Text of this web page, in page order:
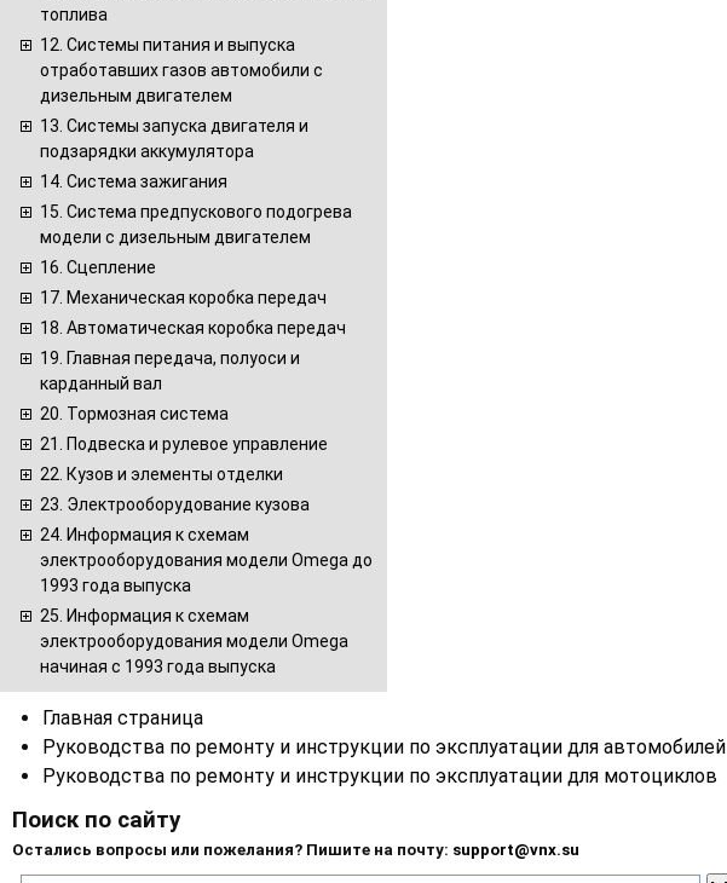
топлива
12. Системы питания и выпуска
отработавших газов автомобили с
дизельным двигателем
13. Системы запуска двигателя и
подзарядки аккумулятора
14. Система зажигания
15. Система предпускового подогрева
модели с дизельным двигателем
16. Сцепление
17. Механическая коробка передач
18. Автоматическая коробка передач
19. Главная передача, полуоси и
карданный вал
20. Тормозная система
21. Подвеска и рулевое управление
22. Кузов и элементы отделки
23. Электрооборудование кузова
24. Информация к схемам
электрооборудования модели Omega до
1993 года выпуска
25. Информация к схемам
электрооборудования модели Omega
начиная с 1993 года выпуска
Главная страница
Руководства по ремонту и инструкции по эксплуатации для автомобилей
Руководства по ремонту и инструкции по эксплуатации для мотоциклов
Поиск по сайту
Остались вопросы или пожелания? Пишите на почту: support@vnx.su